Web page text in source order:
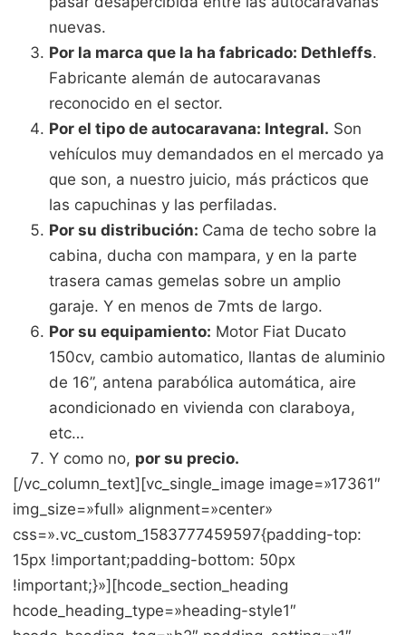
nuevas.
Por la marca que la ha fabricado: Dethleffs.
Fabricante alemán de autocaravanas
reconocido en el sector.
Por el tipo de autocaravana: Integral. Son
vehículos muy demandados en el mercado ya
que son, a nuestro juicio, más prácticos que
las capuchinas y las perfiladas.
Por su distribución: Cama de techo sobre la
cabina, ducha con mampara, y en la parte
trasera camas gemelas sobre un amplio
garaje. Y en menos de 7mts de largo.
Por su equipamiento: Motor Fiat Ducato
150cv, cambio automatico, llantas de aluminio
de 16”, antena parabólica automática, aire
acondicionado en vivienda con claraboya,
etc…
Y como no, por su precio.
[/vc_column_text][vc_single_image image=»17361″
img_size=»full» alignment=»center»
css=».vc_custom_1583777459597{padding-top:
15px !important;padding-bottom: 50px
!important;}»][hcode_section_heading
hcode_heading_type=»heading-style1″